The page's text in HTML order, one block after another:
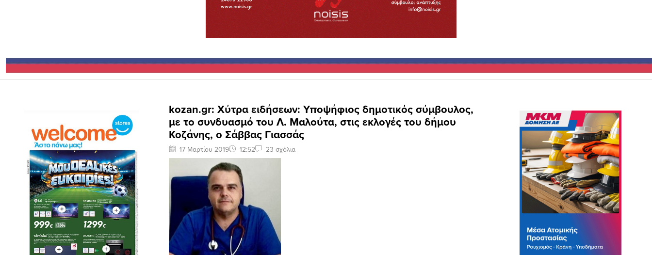
kozan.gr: Χύτρα ειδήσεων: Υποψήφιος δημοτικός σύμβουλος,
με το συνδυασμό του Λ. Μαλούτα, στις εκλογές του δήμου
Κοζάνης, ο Σάββας Γιασσάς
17 Μαρτίου 2019 12:52 23 σχόλια